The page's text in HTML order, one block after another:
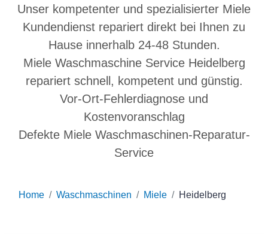
Unser kompetenter und spezialisierter Miele
Kundendienst repariert direkt bei Ihnen zu
Hause innerhalb 24-48 Stunden.
Miele Waschmaschine Service Heidelberg
repariert schnell, kompetent und günstig.
Vor-Ort-Fehlerdiagnose und
Kostenvoranschlag
Defekte Miele Waschmaschinen-Reparatur-
Service
Home Waschmaschinen Miele Heidelberg